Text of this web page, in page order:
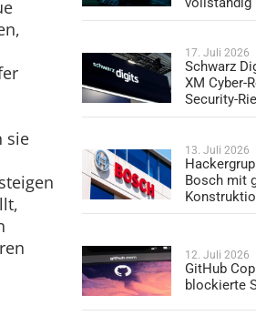
sie
17. Juli 2026
Schwarz
XM Cyber-
Security-
13. Juli 2026
Bosch mit
12. Juli 2026
GitHub
blockierte